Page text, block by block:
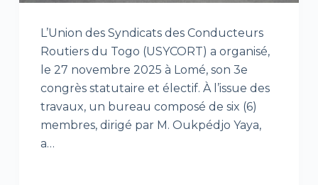
L’Union des Syndicats des Conducteurs
Routiers du Togo (USYCORT) a organisé,
le 27 novembre 2025 à Lomé, son 3e
congrès statutaire et électif. À l’issue des
travaux, un bureau composé de six (6)
membres, dirigé par M. Oukpédjo Yaya,
a…